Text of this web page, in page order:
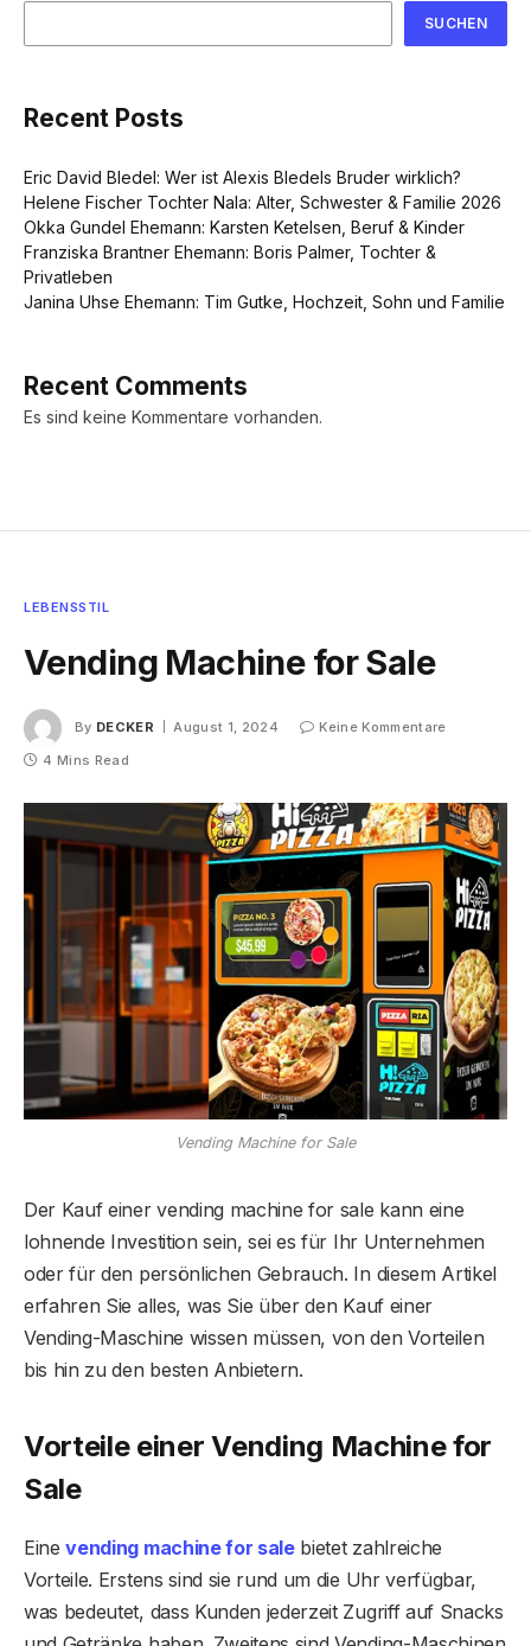
SUCHEN
Recent Posts
Eric David Bledel: Wer ist Alexis Bledels Bruder wirklich?
Helene Fischer Tochter Nala: Alter, Schwester & Familie 2026
Okka Gundel Ehemann: Karsten Ketelsen, Beruf & Kinder
Franziska Brantner Ehemann: Boris Palmer, Tochter &
Privatleben
Janina Uhse Ehemann: Tim Gutke, Hochzeit, Sohn und Familie
Recent Comments
Es sind keine Kommentare vorhanden.
LEBENSSTIL
Vending Machine for Sale
By DECKER August 1, 2024
Keine Kommentare
4 Mins Read
Vending Machine for Sale
Der Kauf einer vending machine for sale kann eine
lohnende Investition sein, sei es für Ihr Unternehmen
oder für den persönlichen Gebrauch. In diesem Artikel
erfahren Sie alles, was Sie über den Kauf einer
Vending-Maschine wissen müssen, von den Vorteilen
bis hin zu den besten Anbietern.
Vorteile einer Vending Machine for
Sale
Einevending machine for salebietet zahlreiche
Vorteile. Erstens sind sie rund um die Uhr verfügbar,
was bedeutet, dass Kunden jederzeit Zugriff auf Snacks